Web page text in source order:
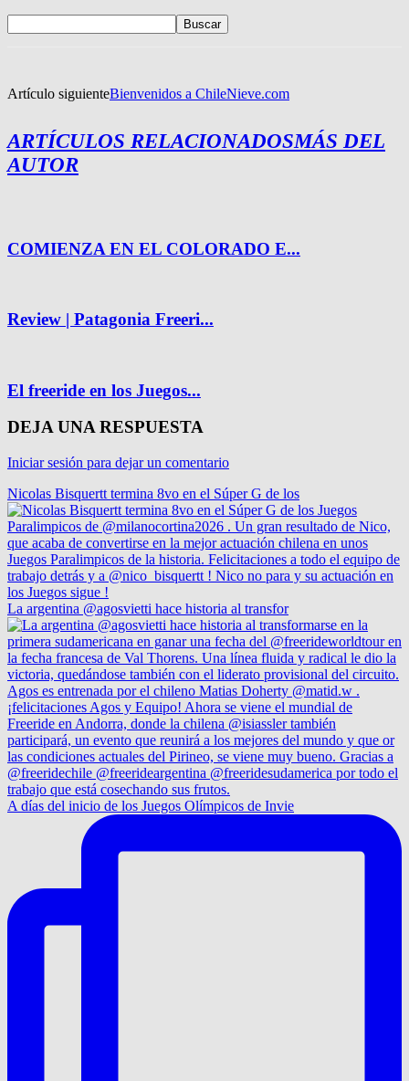
Artículo siguienteBienvenidos a ChileNieve.com
ARTÍCULOS RELACIONADOSMÁS DEL
AUTOR
COMIENZA EN EL COLORADO E...
Review | Patagonia Freeri...
El freeride en los Juegos...
DEJA UNA RESPUESTA
Iniciar sesión para dejar un comentario
Nicolas Bisquertt termina 8vo en el Súper G de los
La argentina @agosvietti hace historia al transfor
A días del inicio de los Juegos Olímpicos de Invie